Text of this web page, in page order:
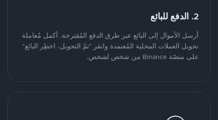
2. الدفع للبائع
أرسل الأموال إلى البائع عبر طرق الدفع المُقترحة. أكمل مُعاملة
تحويل العملات المحلية المُعتمدة وانقر "تمّ التحويل، اخطِر البائع"
على منصّة Binance من شخص لشخص.